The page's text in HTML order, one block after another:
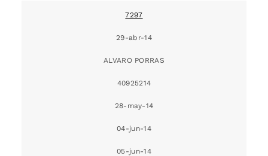
7297
29-abr-14
ALVARO PORRAS
40925214
28-may-14
04-jun-14
05-jun-14